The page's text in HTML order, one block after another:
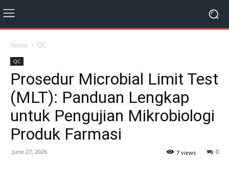
Home QC
QC
Prosedur Microbial Limit Test
(MLT): Panduan Lengkap
untuk Pengujian Mikrobiologi
Produk Farmasi
June 27, 2026 0
7 views